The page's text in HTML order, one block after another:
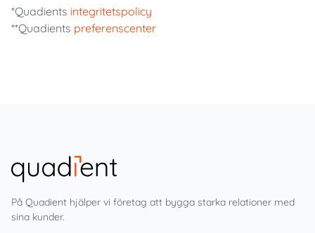
*Quadients integritetspolicy
**Quadients preferenscenter
På Quadient hjälper vi företag att bygga starka relationer med
sina kunder.